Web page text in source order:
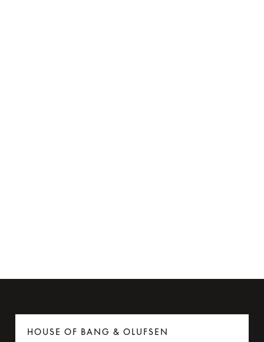
HOUSE OF BANG & OLUFSEN